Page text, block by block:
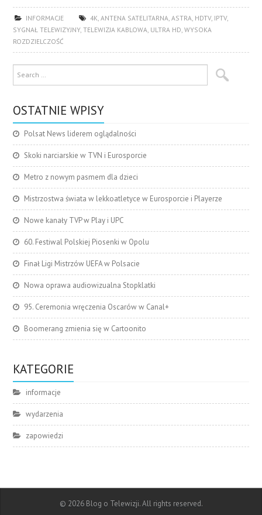
INFORMACJE 4K,ANTENA SATELITARNA,ASTRA, HDTV, IPTV,
SYGNAŁ TELEWIZYJNY,TELEWIZJA KABLOWA, ULTRA HD,WYSOKA
ROZDZIELCZOŚĆ
OSTATNIE WPISY
Polsat News liderem oglądalności
Skoki narciarskie w TVN i Eurosporcie
Metro z nowym pasmem dla dzieci
Mistrzostwa świata w lekkoatletyce w Eurosporcie i Playerze
Nowe kanały TVP w Play i UPC
60. Festiwal Polskiej Piosenki w Opolu
Finał Ligi Mistrzów UEFA w Polsacie
Nowa oprawa audiowizualna Stopklatki
95. Ceremonia wręczenia Oscarów w Canal+
Boomerang zmienia się w Cartoonito
KATEGORIE
informacje
wydarzenia
zapowiedzi
© 2026 Blog o Telewizji. All rights reserved.